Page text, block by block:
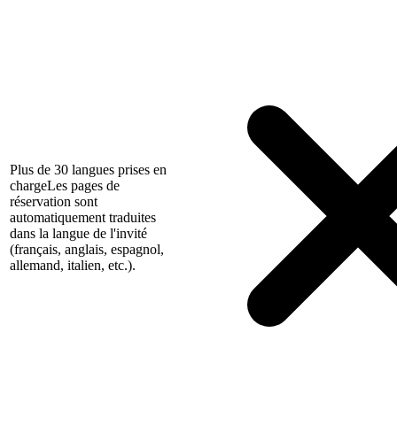
Plus de 30 langues prises en
chargeLes pages de
réservation sont
automatiquement traduites
dans la langue de l'invité
(français, anglais, espagnol,
allemand, italien, etc.).